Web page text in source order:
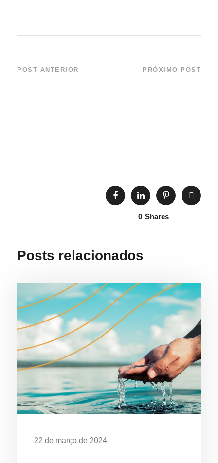
POST ANTERIOR PRÓXIMO POST
0 Shares
Posts relacionados
22 de março de 2024